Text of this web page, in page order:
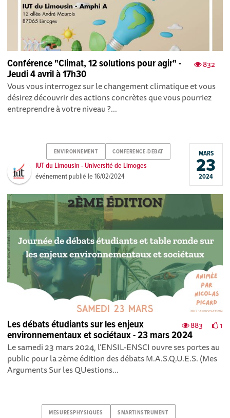
832
Conférence "Climat, 12 solutions pour agir" -
Jeudi 4 avril à 17h30
Vous vous interrogez sur le changement climatique et vous
désirez découvrir des actions concrètes que vous pourriez
entreprendre à votre niveau ?...
ENVIRONNEMENT CONFERENCE-DEBAT
IUT du Limousin - Université de Limoges
événement publié le16/02/2024
MARS
23
2024
883 1
Les débats étudiants sur les enjeux
environnementaux et sociétaux - 23 mars 2024
Le samedi 23 mars 2024, l’ENSIL-ENSCI ouvre ses portes au
public pour la 2ème édition des débats M.A.S.Q.U.E.S. (Mes
Arguments Sur les QUestions...
MESURESPHYSIQUES SMARTINSTRUMENT